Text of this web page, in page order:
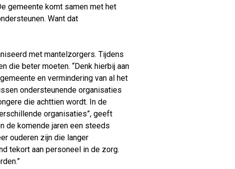
gemeente komt samen met het
Want dat
met mantelzorgers. Tijdens
die beter moeten. “Denk hierbij aan
en vermindering van al het
ondersteunende organisaties
die achttien wordt. In de
organisaties”, geeft
de komende jaren een steeds
ouderen zijn die langer
tekort aan personeel in de zorg.